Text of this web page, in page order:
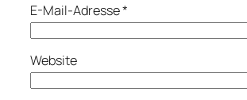
E-Mail-Adresse*
Website